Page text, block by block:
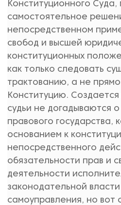
Конституционного Суда,
самостоятельное
непосредственном
свобод и высшей
конституционных
как только следовать
трактованию, а не
Конституцию.
судьи не догадываются
правового государства,
основанием к
непосредственного
обязательности прав и
деятельности
законодательной
самоуправления, но вот